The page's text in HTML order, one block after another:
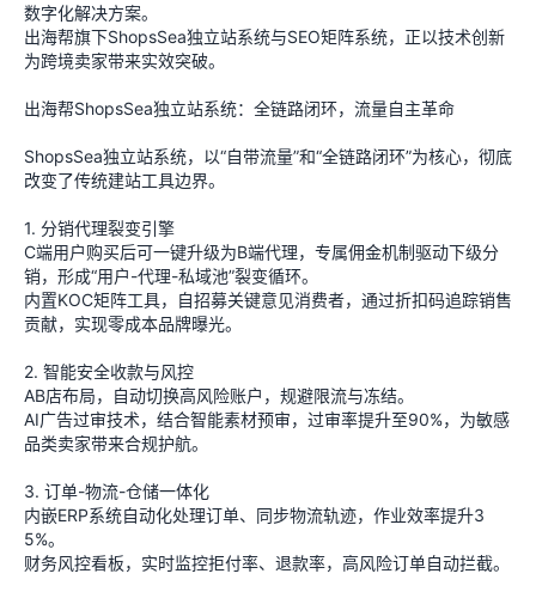
数字化解决方案。
出海帮旗下ShopsSea独立站系统与SEO矩阵系统，正以技术创新
为跨境卖家带来实效突破。
出海帮ShopsSea独立站系统：全链路闭环，流量自主革命
ShopsSea独立站系统，以“自带流量”和“全链路闭环”为核心，彻底
改变了传统建站工具边界。
1. 分销代理裂变引擎
C端用户购买后可一键升级为B端代理，专属佣金机制驱动下级分
销，形成“用户-代理-私域池”裂变循环。
内置KOC矩阵工具，自招募关键意见消费者，通过折扣码追踪销售
贡献，实现零成本品牌曝光。
2. 智能安全收款与风控
AB店布局，自动切换高风险账户，规避限流与冻结。
AI广告过审技术，结合智能素材预审，过审率提升至90%，为敏感
品类卖家带来合规护航。
3. 订单-物流-仓储一体化
内嵌ERP系统自动化处理订单、同步物流轨迹，作业效率提升3
5%。
财务风控看板，实时监控拒付率、退款率，高风险订单自动拦截。